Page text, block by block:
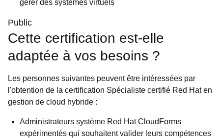
gérer des systèmes virtuels
Public
Cette certification est-elle
adaptée à vos besoins ?
Les personnes suivantes peuvent être intéressées par
l'obtention de la certification Spécialiste certifié Red Hat en
gestion de cloud hybride :
Administrateurs système Red Hat CloudForms
expérimentés qui souhaitent valider leurs compétences